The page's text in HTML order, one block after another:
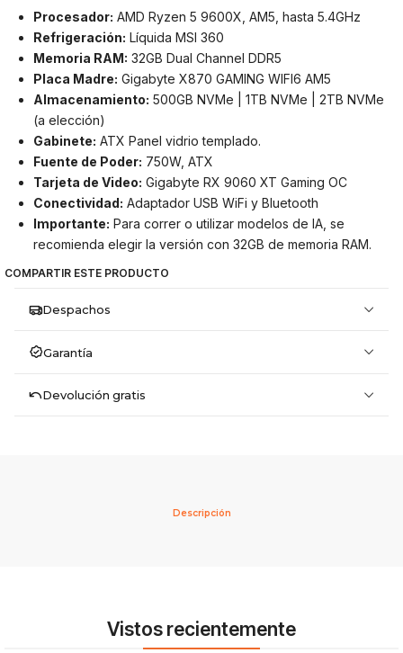
Procesador: AMD Ryzen 5 9600X, AM5, hasta 5.4GHz
Refrigeración: Líquida MSI 360
Memoria RAM: 32GB Dual Channel DDR5
Placa Madre: Gigabyte X870 GAMING WIFI6 AM5
Almacenamiento: 500GB NVMe | 1TB NVMe | 2TB NVMe
(a elección)
Gabinete: ATX Panel vidrio templado.
Fuente de Poder: 750W, ATX
Tarjeta de Video: Gigabyte RX 9060 XT Gaming OC
Conectividad: Adaptador USB WiFi y Bluetooth
Importante: Para correr o utilizar modelos de IA, se
recomienda elegir la versión con 32GB de memoria RAM.
COMPARTIR ESTE PRODUCTO
Despachos
Garantía
Devolución gratis
Descripción
Vistos recientemente